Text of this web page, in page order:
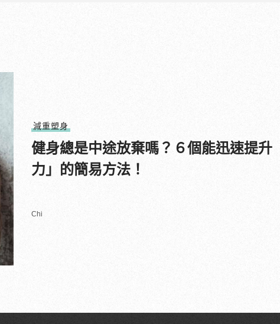
減重塑身
健身總是中途放棄嗎？６個能迅速提升
力」的簡易方法！
Chi